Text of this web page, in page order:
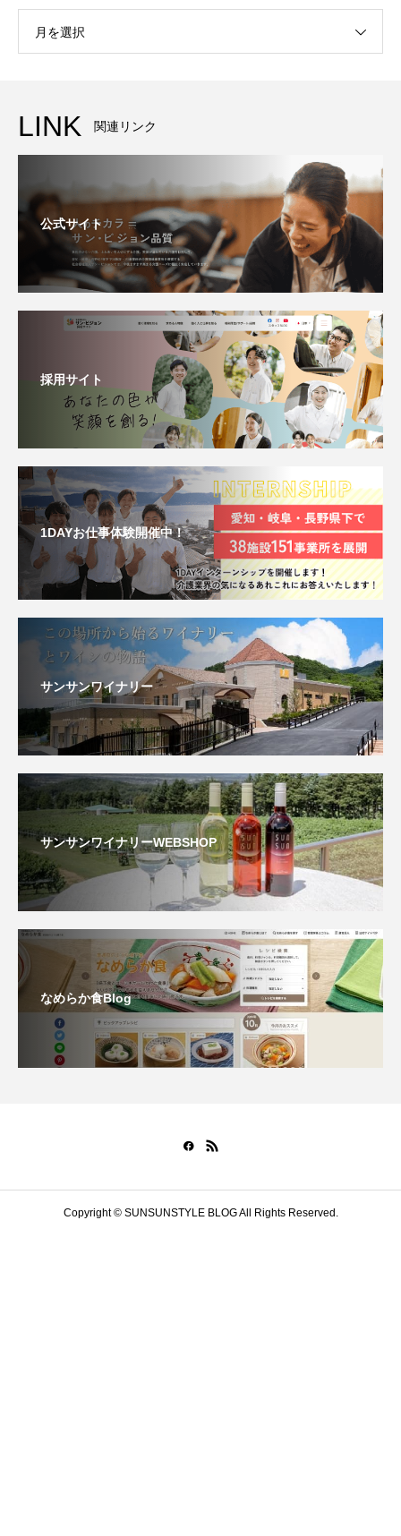
月を選択
LINK 関連リンク
公式サイト
採用サイト
1DAYお仕事体験開催中！
サンサンワイナリー
サンサンワイナリーWEBSHOP
なめらか食Blog
Copyright © SUNSUNSTYLE BLOG All Rights Reserved.